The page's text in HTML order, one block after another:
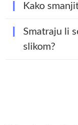
Kako
Smatraju li
slikom?